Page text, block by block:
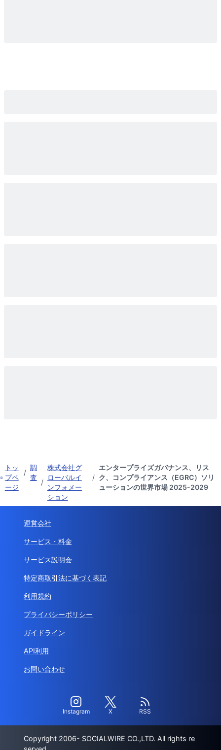
トッ
プペ
ージ
/
調
査
/
株式会社グ
ローバルイ
ンフォメー
ション
/
エンタープライズガバナンス、リス
ク、コンプライアンス（EGRC）ソリ
ューションの世界市場 2025-2029
運営会社
サービス・料金
サービス説明会
特定商取引法に基づく表記
利用規約
プライバシーポリシー
ガイドライン
API利用
お問い合わせ
Instagram X RSS
Copyright 2006- SOCIALWIRE CO.,LTD. All rights re